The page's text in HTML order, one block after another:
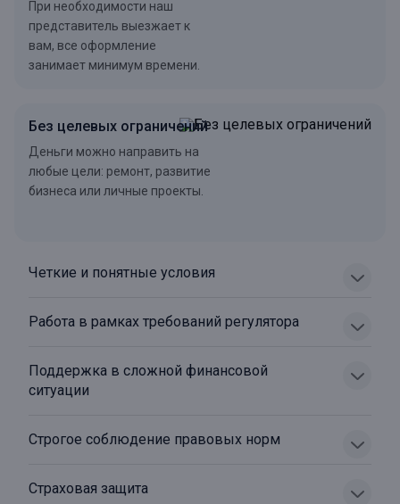
При необходимости наш
представитель выезжает к
вам, все оформление
занимает минимум времени.
Без целевых ограничений
Деньги можно направить на
любые цели: ремонт, развитие
бизнеса или личные проекты.
Четкие и понятные условия
Работа в рамках требований регулятора
Поддержка в сложной финансовой
ситуации
Строгое соблюдение правовых норм
Страховая защита